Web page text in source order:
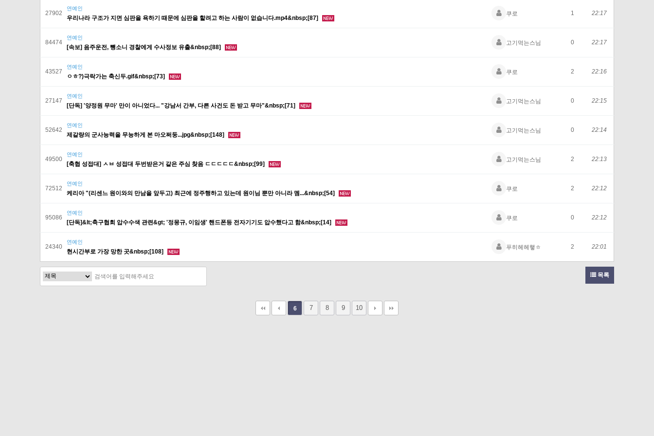
27902
연예인
우리나라 구조가 지면 심판을 욕하기 때문에 심판을 할려고 하는 사람이 없습니다.mp4&nbsp;[87]
쿠로 1 22:17
84474
연예인
[속보] 음주운전, 뺑소니 경찰에게 수사정보 유출&nbsp;[88]
고기먹는스님 0 22:17
43527
연예인
ㅇㅎ?)극락가는 축신두.gif&nbsp;[73]
쿠로 2 22:16
27147
연예인
[단독] '양정원 무마' 만이 아니었다... "강남서 간부, 다른 사건도 돈 받고 무마"&nbsp;[71]
고기먹는스님 0 22:15
52642
연예인
제갈량의 군사능력을 무능하게 본 마오쩌둥...jpg&nbsp;[148]
고기먹는스님 0 22:14
49500
연예인
[축협 성접대] ㅅㅂ 성접대 두번받은거 같은 주심 찾음 ㄷㄷㄷㄷㄷ&nbsp;[99]
고기먹는스님 2 22:13
72512
연예인
케리아 "(리센느 원이와의 만남을 앞두고) 최근에 정주행하고 있는데 원이님 뿐만 아니라 멤...&nbsp;[54]
쿠로 2 22:12
95086
연예인
[단독]&lt;축구협회 압수수색 관련&gt; '정몽규, 이임생' 핸드폰등 전자기기도 압수했다고 함&nbsp;[14]
쿠로 0 22:12
24340
연예인
현시간부로 가장 망한 곳&nbsp;[108]
푸히헤헤햏ㅎ 2 22:01
목록
6 7 8 9 10